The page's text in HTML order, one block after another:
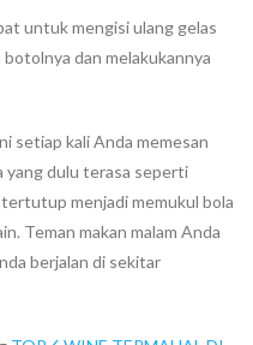
untuk mengisi ulang gelas
dan melakukannya
setiap kali Anda memesan
yang dulu terasa seperti
menjadi memukul bola
Teman makan malam Anda
berjalan di sekitar